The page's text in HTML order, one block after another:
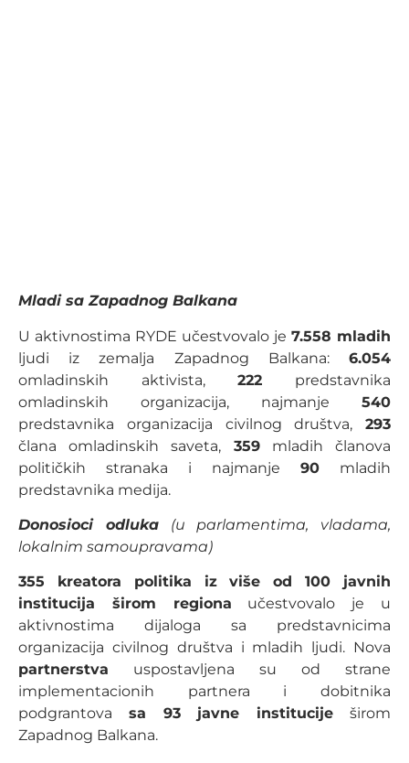
Mladi sa Zapadnog Balkana
U aktivnostima RYDE učestvovalo je 7.558 mladih
ljudi iz zemalja Zapadnog Balkana: 6.054
omladinskih aktivista,222 predstavnika
omladinskih organizacija, najmanje 540
predstavnika organizacija civilnog društva, 293
člana omladinskih saveta, 359mladih članova
političkih stranaka i najmanje 90 mladih
predstavnika medija.
Donosioci odluka(u parlamentima, vladama,
lokalnim samoupravama)
355 kreatora politika iz više od 100 javnih
institucija širom regiona učestvovalo je u
aktivnostima dijaloga sa predstavnicima
organizacija civilnog društva i mladih ljudi. Nova
partnerstva uspostavljena su od strane
implementacionih partnera i dobitnika
podgrantova sa 93 javne institucije širom
Zapadnog Balkana.